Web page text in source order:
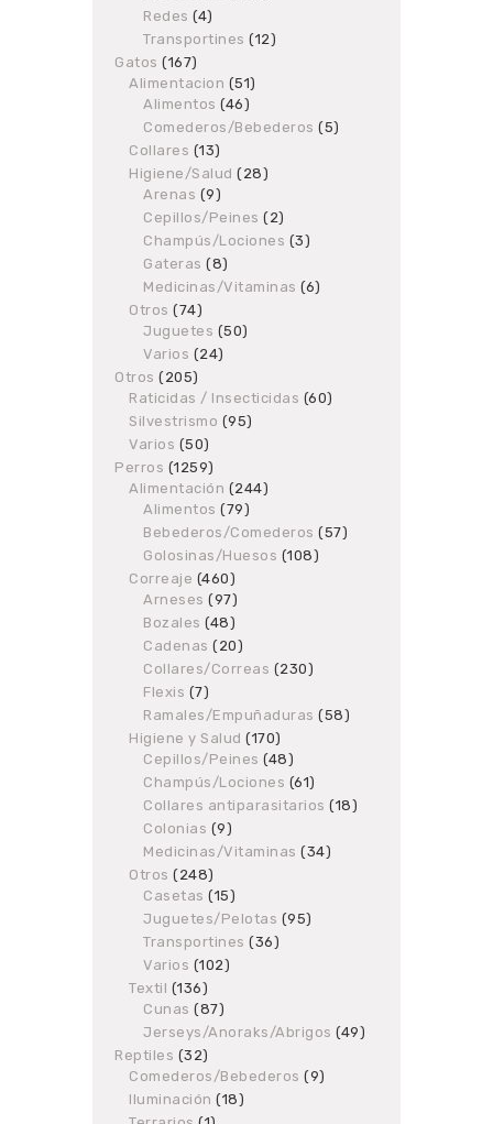
Redes 44
products
Transportines 1212
Gatos 167167
products
Alimentacion 5151
Alimentos 4646
products
Comederos/Bebederos 55
Collares 1313
products
Higiene/Salud 2828
Arenas 99
products
Cepillos/Peines 22
products
Champús/Lociones 33
Gateras 88
products
Medicinas/Vitaminas 66
Otros 7474
products
Juguetes 5050
Varios 2424
Otros 205205
products
Raticidas / Insecticidas 6060
Silvestrismo 9595
Varios 5050
products
Perros 12591259
products
Alimentación 244244
Alimentos 7979
products
Bebederos/Comederos 5757
Golosinas/Huesos 108108
Correaje 460460
products
Arneses 9797
products
Bozales 4848
products
Cadenas 2020
products
Collares/Correas 230230
Flexis 77
products
Ramales/Empuñaduras 5858
Higiene y Salud 170170
products
Cepillos/Peines 4848
products
Champús/Lociones 6161
products
Collares antiparasitarios 1818
Colonias 99
products
Medicinas/Vitaminas 3434
Otros 248248
products
Casetas 1515
products
Juguetes/Pelotas 9595
Transportines 3636
Varios 102102
Textil 136136
products
Cunas 8787
products
Jerseys/Anoraks/Abrigos 4949
Reptiles 3232
products
Comederos/Bebederos 99
Iluminación 1818